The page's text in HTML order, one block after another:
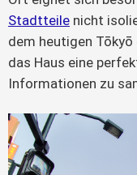
Stadtteile nicht
dem heutigen
das Haus eine
Informationen zu